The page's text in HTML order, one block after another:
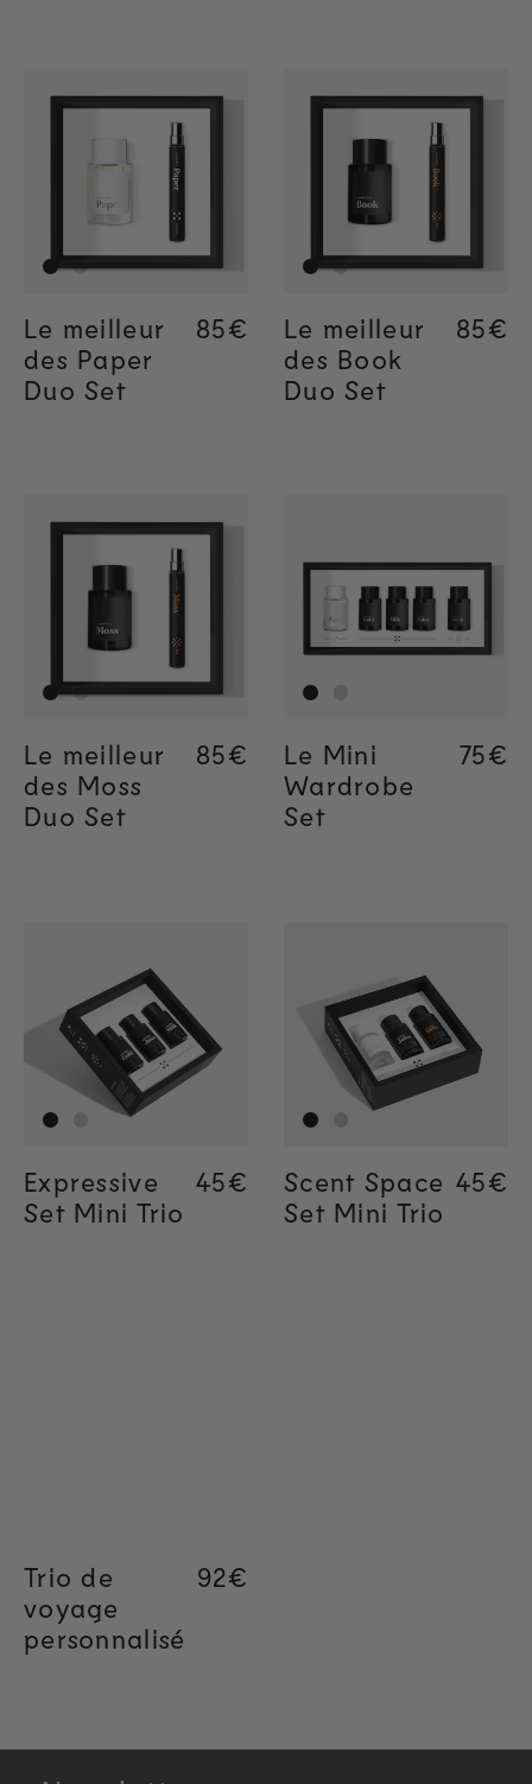
Le meilleur
des Paper
Duo Set
Regular price
85€
Le meilleur
des Book
Duo Set
85€
Le meilleur
des Moss
Duo Set
Regular price
85€
Regular price
85€
Le Mini
Wardrobe
Set
75€
Expressive
Set Mini Trio
Regular price
45€
Scent Space
Set Mini Trio
45€
Trio de
voyage
personnalisé
Regular price
92€